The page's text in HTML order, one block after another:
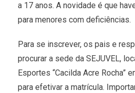
a 17 anos. A novidade é que
para menores com deficiências.
Para se inscrever, os pais e
procurar a sede da SEJUVEL,
Esportes “Cacilda Acre Rocha”
para efetivar a matrícula.